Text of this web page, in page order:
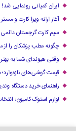
ایران کمپانی رونمایی شد!
آغاز ارائه ویزا کارت و مستر
سیم کارت گرجستان دائمی
چگونه مطب پزشکان را
وقتی هیوندای شما به
قیمت گوشی‌های
راهنمای خرید دستگاه
لوازم استوک کامیون؛